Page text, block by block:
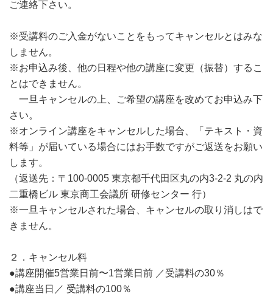
ご連絡下さい。
※受講料のご入金がないことをもってキャンセルとはみな
しません。
※お申込み後、他の日程や他の講座に変更（振替）するこ
とはできません。
一旦キャンセルの上、ご希望の講座を改めてお申込み下
さい。
※オンライン講座をキャンセルした場合、「テキスト・資
料等」が届いている場合にはお手数ですがご返送をお願い
します。
（返送先：〒100-0005 東京都千代田区丸の内3-2-2 丸の内
二重橋ビル 東京商工会議所 研修センター 行）
※一旦キャンセルされた場合、キャンセルの取り消しはで
きません。
２．キャンセル料
●講座開催5営業日前〜1営業日前 ／受講料の30％
●講座当日／ 受講料の100％